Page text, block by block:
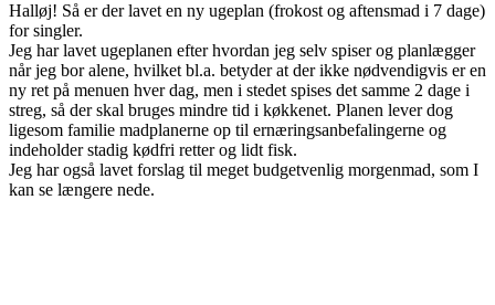
Halløj! Så er der lavet en ny ugeplan (frokost og aftensmad i 7 dage)
for singler.
Jeg har lavet ugeplanen efter hvordan jeg selv spiser og planlægger
når jeg bor alene, hvilket bl.a. betyder at der ikke nødvendigvis er en
ny ret på menuen hver dag, men i stedet spises det samme 2 dage i
streg, så der skal bruges mindre tid i køkkenet. Planen lever dog
ligesom familie madplanerne op til ernæringsanbefalingerne og
indeholder stadig kødfri retter og lidt fisk.
Jeg har også lavet forslag til meget budgetvenlig morgenmad, som I
kan se længere nede.